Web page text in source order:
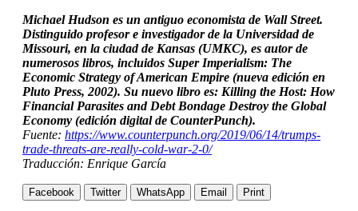
Michael Hudson es un antiguo economista de Wall Street.
Distinguido profesor e investigador de la Universidad de
Missouri, en la ciudad de Kansas (UMKC), es autor de
numerosos libros, incluidos Super Imperialism: The
Economic Strategy of American Empire (nueva edición en
Pluto Press, 2002). Su nuevo libro es: Killing the Host: How
Financial Parasites and Debt Bondage Destroy the Global
Economy (edición digital de CounterPunch).
Fuente: https://www.counterpunch.org/2019/06/14/trumps-
trade-threats-are-really-cold-war-2-0/
Traducción: Enrique García
Facebook Twitter WhatsApp Email Print